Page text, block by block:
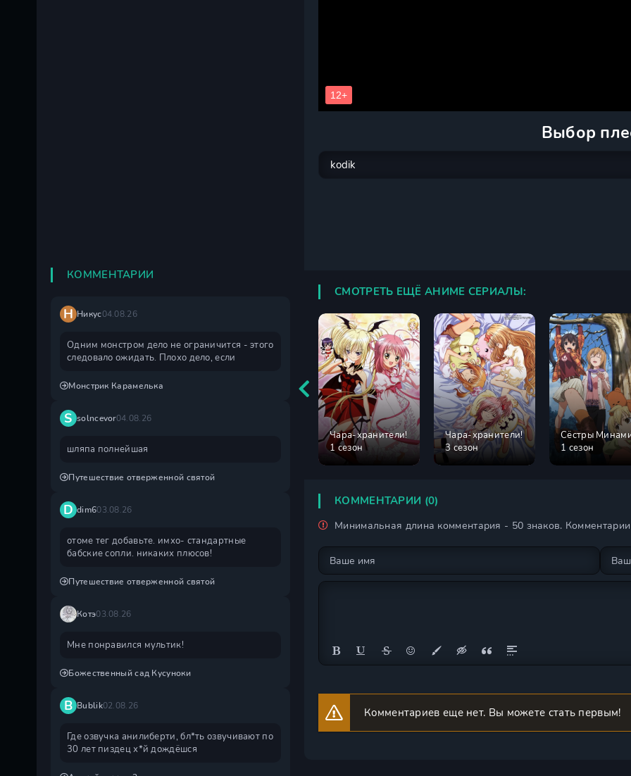
Выбор
СМОТРЕТЬ ЕЩЁ АНИМЕ СЕРИАЛЫ:
Чара-хранители!
1 сезон
Чара-хранители!
3 сезон
Сёстры
1 сезон
КОММЕНТАРИИ (0)
Минимальная длина комментария - 50 знаков.
Комментариев еще нет. Вы можете стать первым!
КОММЕНТАРИИ
Н Никус04.08.26
Одним монстром дело не ограничится - этого
следовало ожидать. Плохо дело, если
Монстрик Карамелька
S solncevor04.08.26
шляпа полнейшая
Путешествие отверженной святой
D dim603.08.26
отоме тег добавьте. имхо- стандартные
бабские сопли. никаких плюсов!
Путешествие отверженной святой
Котэ03.08.26
Мне понравился мультик!
Божественный сад Кусуноки
B Bublik02.08.26
Где озвучка анилиберти, бл*ть озвучивают по
30 лет пиздец х*й дождëшся